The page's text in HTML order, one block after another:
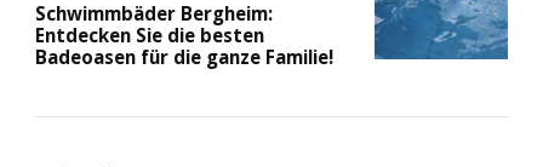
Schwimmbäder Bergheim:
Entdecken Sie die besten
Badeoasen für die ganze Familie!